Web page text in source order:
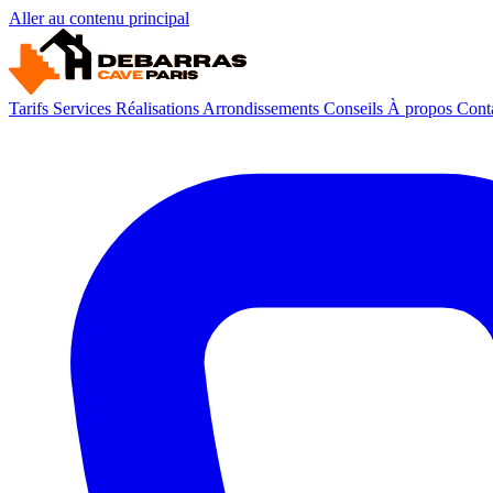
Aller au contenu principal
Tarifs Services Réalisations Arrondissements Conseils À propos